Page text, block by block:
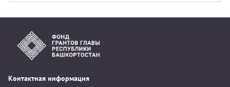
Контактная информация